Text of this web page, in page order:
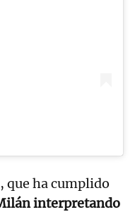
que ha cumplido
interpretando